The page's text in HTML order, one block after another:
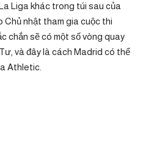
Liga khác trong túi sau của
Chủ nhật tham gia cuộc thi
chắn sẽ có một số vòng quay
và đây là cách Madrid có thể
Athletic.